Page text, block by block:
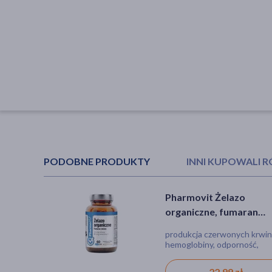
PODOBNE PRODUKTY INNI KUPOWALI
Pharmovit Żelazo
organiczne, fumaran
produkcja czerwonych
hemoglobiny, odporność,
SFD MagB6 Forte,
90 szt.
tabletka, odporność,